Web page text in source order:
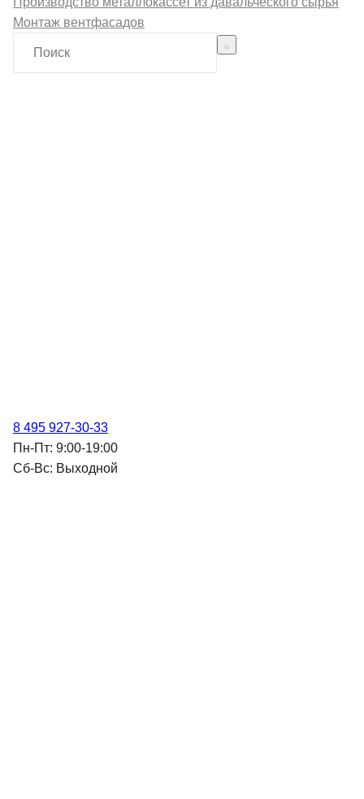
Монтаж вентфасадов
8 495 927-30-33
Пн-Пт: 9:00-19:00
Cб-Вс: Выходной